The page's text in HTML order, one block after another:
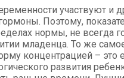
участвуют и
Поэтому,
нормы, не всегда
младенца. То же
концентрацией – это
развития